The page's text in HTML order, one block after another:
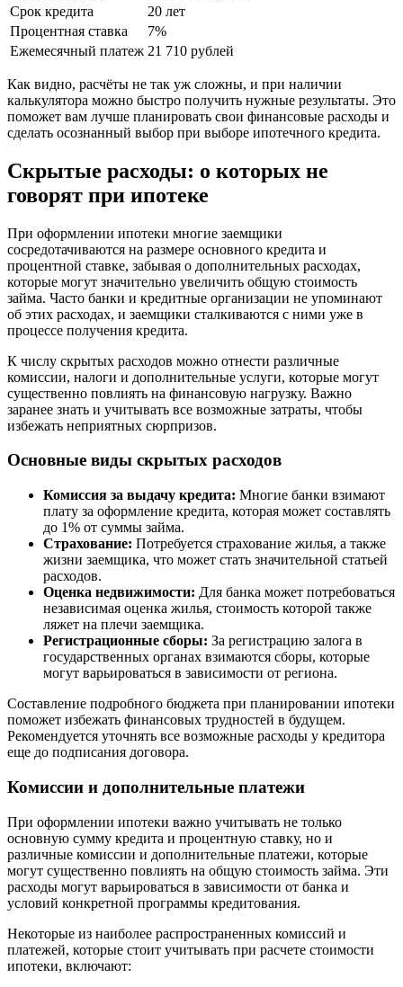
Срок кредита
20 лет
Процентная ставка
7%
Ежемесячный платеж 21 710 рублей
Как видно, расчёты не так уж сложны, и при наличии
калькулятора можно быстро получить нужные результаты. Это
поможет вам лучше планировать свои финансовые расходы и
сделать осознанный выбор при выборе ипотечного кредита.
Скрытые расходы: о которых не
говорят при ипотеке
При оформлении ипотеки многие заемщики
сосредотачиваются на размере основного кредита и
процентной ставке, забывая о дополнительных расходах,
которые могут значительно увеличить общую стоимость
займа. Часто банки и кредитные организации не упоминают
об этих расходах, и заемщики сталкиваются с ними уже в
процессе получения кредита.
К числу скрытых расходов можно отнести различные
комиссии, налоги и дополнительные услуги, которые могут
существенно повлиять на финансовую нагрузку. Важно
заранее знать и учитывать все возможные затраты, чтобы
избежать неприятных сюрпризов.
Основные виды скрытых расходов
Комиссия за выдачу кредита: Многие банки взимают
плату за оформление кредита, которая может составлять
до 1% от суммы займа.
Страхование: Потребуется страхование жилья, а также
жизни заемщика, что может стать значительной статьей
расходов.
Оценка недвижимости: Для банка может потребоваться
независимая оценка жилья, стоимость которой также
ляжет на плечи заемщика.
Регистрационные сборы: За регистрацию залога в
государственных органах взимаются сборы, которые
могут варьироваться в зависимости от региона.
Составление подробного бюджета при планировании ипотеки
поможет избежать финансовых трудностей в будущем.
Рекомендуется уточнять все возможные расходы у кредитора
еще до подписания договора.
Комиссии и дополнительные платежи
При оформлении ипотеки важно учитывать не только
основную сумму кредита и процентную ставку, но и
различные комиссии и дополнительные платежи, которые
могут существенно повлиять на общую стоимость займа. Эти
расходы могут варьироваться в зависимости от банка и
условий конкретной программы кредитования.
Некоторые из наиболее распространенных комиссий и
платежей, которые стоит учитывать при расчете стоимости
ипотеки, включают: